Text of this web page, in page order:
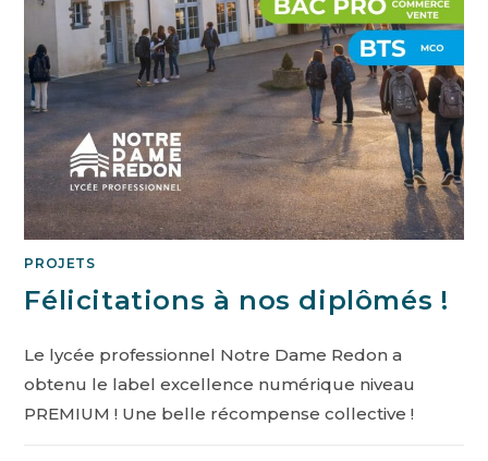
PROJETS
Félicitations à nos diplômés !
Le lycée professionnel Notre Dame Redon a
obtenu le label excellence numérique niveau
PREMIUM ! Une belle récompense collective !